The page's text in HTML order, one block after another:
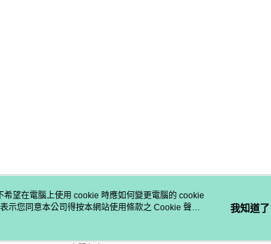
客服資訊
望在電腦上使用 cookie 時應如何變更電腦的 cookie
示您同意本公司得按本網站使用條款之 Cookie 聲明
我知道了